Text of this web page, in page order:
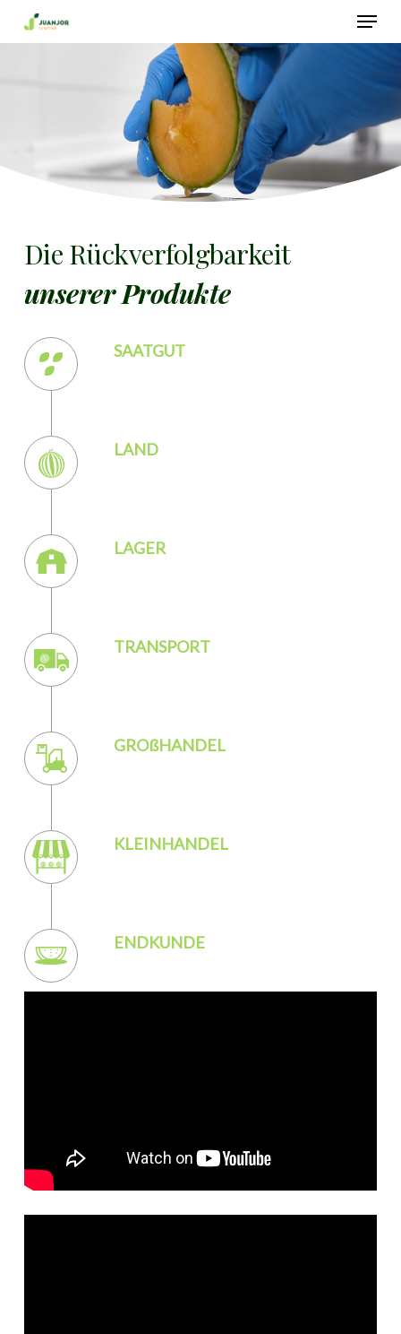
Menu
Die Rückverfolgbarkeit
unserer Produkte
SAATGUT
LAND
LAGER
TRANSPORT
GROßHANDEL
KLEINHANDEL
ENDKUNDE